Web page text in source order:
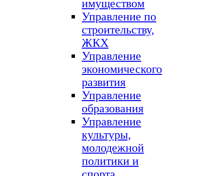
имуществом
Управление по
строительству,
ЖКХ
Управление
экономического
развития
Управление
образования
Управление
культуры,
молодежной
политики и